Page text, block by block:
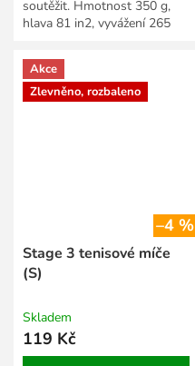
soutěžit. Hmotnost 350 g,
hlava 81 in2, vyvážení 265
Akce
Zlevněno, rozbaleno
–4 %
Stage 3 tenisové míče
(S)
Skladem
119 Kč